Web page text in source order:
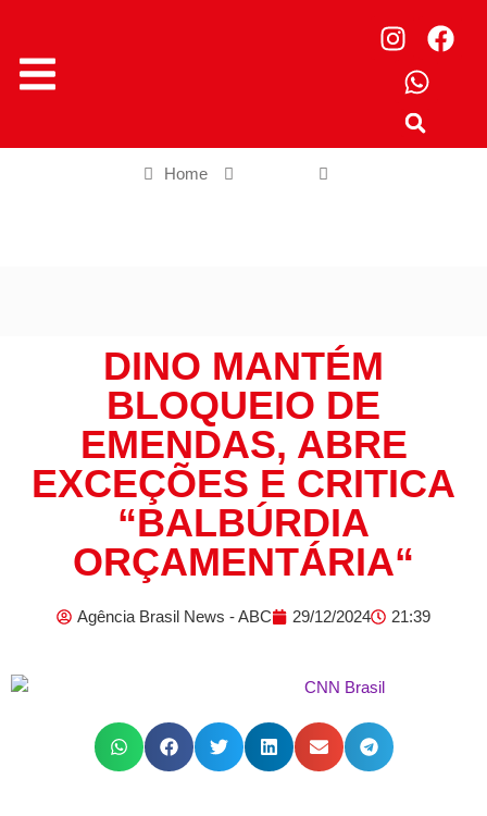
Home
DINO MANTÉM
BLOQUEIO DE
EMENDAS, ABRE
EXCEÇÕES E CRITICA
“BALBÚRDIA
ORÇAMENTÁRIA“
Agência Brasil News - ABC 29/12/2024 21:39